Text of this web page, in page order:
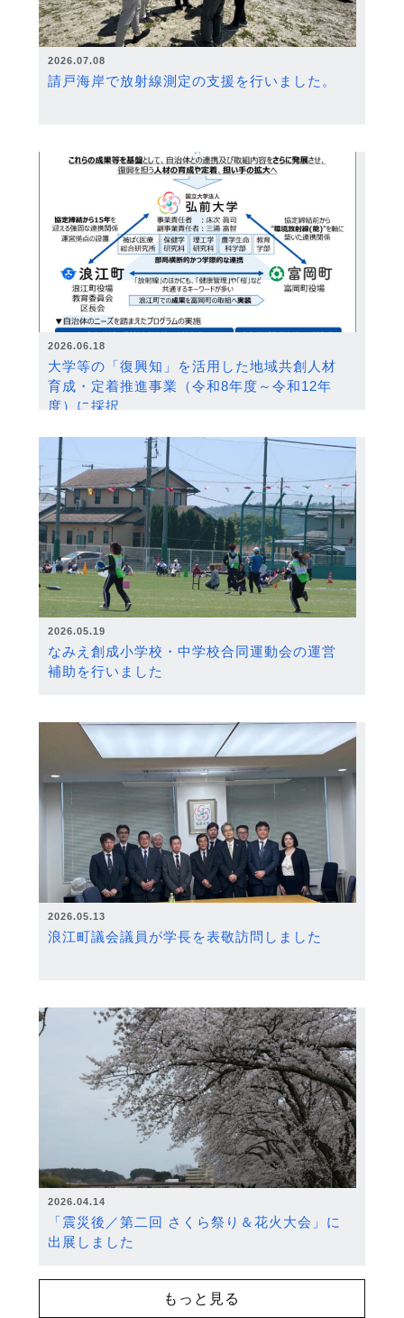
2026.07.08
請戸海岸で放射線測定の支援を行いました。
2026.06.18
大学等の「復興知」を活用した地域共創人材
育成・定着推進事業（令和8年度～令和12年
度）に採択
2026.05.19
なみえ創成小学校・中学校合同運動会の運営
補助を行いました
2026.05.13
浪江町議会議員が学長を表敬訪問しました
2026.04.14
「震災後／第二回 さくら祭り＆花火大会」に
出展しました
もっと見る